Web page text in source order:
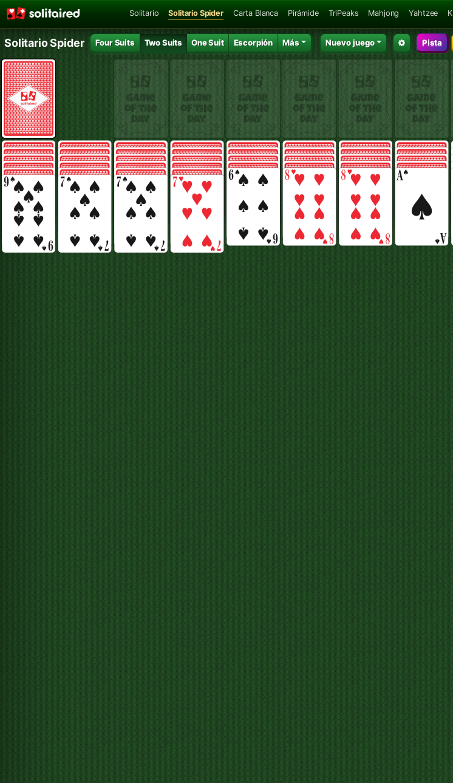
Solitario Solitario Spider Carta Blanca Pirámide TriPeaks Mahjong Yahtzee
Solitario Spider Four Suits Two Suits One Suit Escorpión Más Nuevo juego Pista